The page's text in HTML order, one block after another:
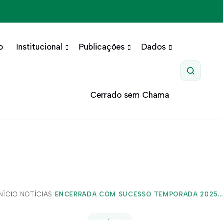
Institucional Publicações Dados
Cerrado sem Chama
Pesquisar
INÍCIO/ NOTÍCIAS / ENCERRADA COM SUCESSO TEMPORADA 2025...